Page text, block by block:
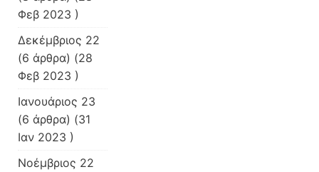
Φεβ 2023 )
Δεκέμβριος 22
(6 άρθρα) (28
Φεβ 2023 )
Ιανουάριος 23
(6 άρθρα) (31
Ιαν 2023 )
Νοέμβριος 22